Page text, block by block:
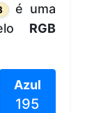
é uma
RGB
Azul
195